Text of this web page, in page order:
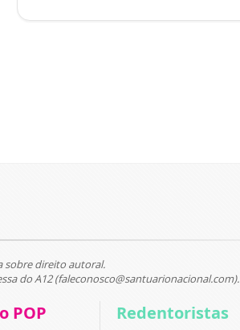
sobre direito autoral.
do A12 (faleconosco@santuarionacional.com).
POP Redentoristas